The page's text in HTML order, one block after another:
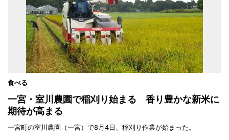
食べる
一宮・室川農園で稲刈り始まる 香り豊かな新米に
期待が高まる
一宮町の室川農園（一宮）で8月4日、稲刈り作業が始まった。